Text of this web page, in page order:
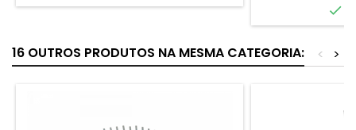

16 OUTROS PRODUTOS NA MESMA CATEGORIA: >
<